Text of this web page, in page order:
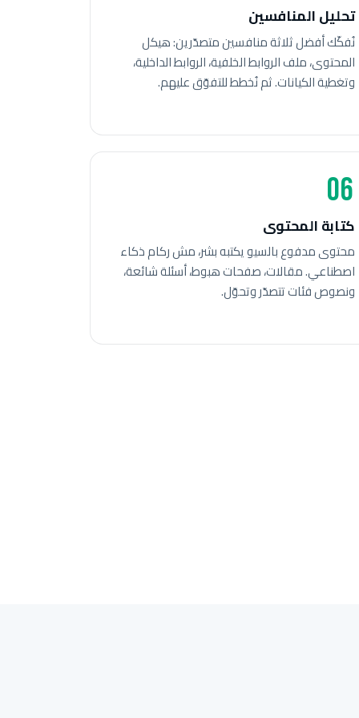
تحليل المنافسين
نُفكّك أفضل ثلاثة منافسين متصدّرين: هيكل
المحتوى، ملف الروابط الخلفية، الروابط الداخلية،
وتغطية الكيانات. ثم نُخطط للتفوّق عليهم.
06
كتابة المحتوى
محتوى مدفوع بالسيو يكتبه بشر، مش ركام ذكاء
اصطناعي. مقالات، صفحات هبوط، أسئلة شائعة،
ونصوص فئات تتصدّر وتحوّل.